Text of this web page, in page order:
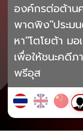
องค์กรต่อต้าน
พาดพิง"ประม
หา"โตโยต้า ม
เพื่อให้ชนะคดี
พรีอุส